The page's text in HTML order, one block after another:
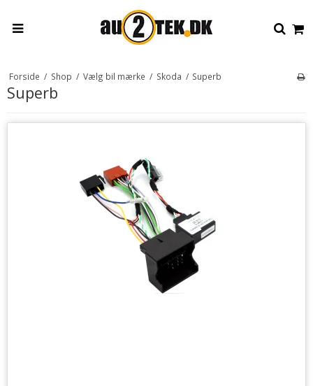
Forside / Shop / Vælg bil mærke / Skoda / Superb
Superb